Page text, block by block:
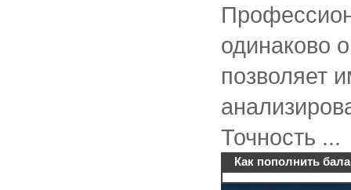
одинаково
позволяет
Точность ...
Как пополнить